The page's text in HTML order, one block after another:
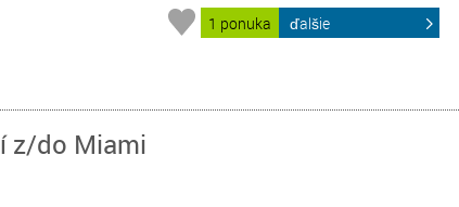
1 ponuka ďalšie
z/do Miami